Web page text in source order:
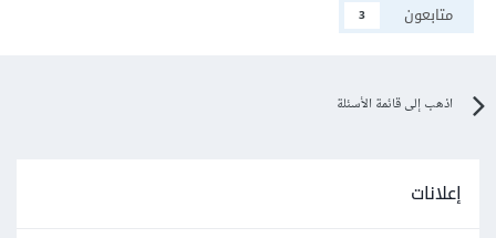
متابعون
3
اذهب إلى قائمة الأسئلة
إعلانات